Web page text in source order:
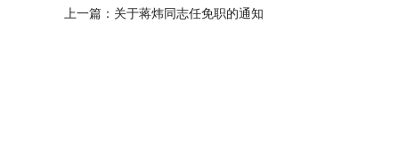
上一篇： 关于蒋炜同志任免职的通知